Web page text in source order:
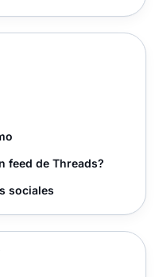
feed de Threads?
sociales